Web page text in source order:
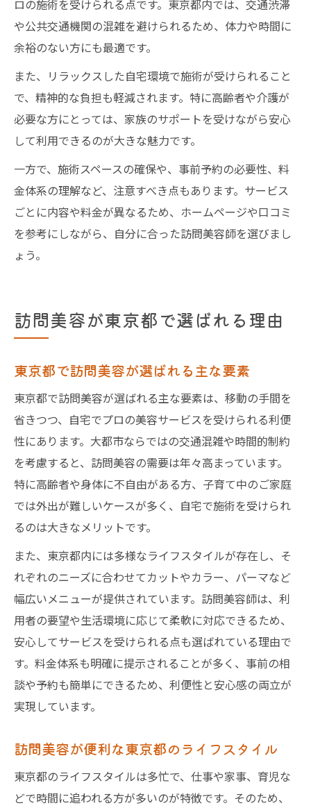
ロの施術を受けられる点です。東京都内では、交通渋滞
や公共交通機関の混雑を避けられるため、体力や時間に
余裕のない方にも最適です。
また、リラックスした自宅環境で施術が受けられること
で、精神的な負担も軽減されます。特に高齢者や介護が
必要な方にとっては、家族のサポートを受けながら安心
して利用できるのが大きな魅力です。
一方で、施術スペースの確保や、事前予約の必要性、料
金体系の理解など、注意すべき点もあります。サービス
ごとに内容や料金が異なるため、ホームページや口コミ
を参考にしながら、自分に合った訪問美容師を選びまし
ょう。
訪問美容が東京都で選ばれる理由
東京都で訪問美容が選ばれる主な要素
東京都で訪問美容が選ばれる主な要素は、移動の手間を
省きつつ、自宅でプロの美容サービスを受けられる利便
性にあります。大都市ならではの交通混雑や時間的制約
を考慮すると、訪問美容の需要は年々高まっています。
特に高齢者や身体に不自由がある方、子育て中のご家庭
では外出が難しいケースが多く、自宅で施術を受けられ
るのは大きなメリットです。
また、東京都内には多様なライフスタイルが存在し、そ
れぞれのニーズに合わせてカットやカラー、パーマなど
幅広いメニューが提供されています。訪問美容師は、利
用者の要望や生活環境に応じて柔軟に対応できるため、
安心してサービスを受けられる点も選ばれている理由で
す。料金体系も明確に提示されることが多く、事前の相
談や予約も簡単にできるため、利便性と安心感の両立が
実現しています。
訪問美容が便利な東京都のライフスタイル
東京都のライフスタイルは多忙で、仕事や家事、育児な
どで時間に追われる方が多いのが特徴です。そのため、